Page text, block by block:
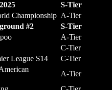
S-Tier
Championship A-Tier
#2 S-Tier
A-Tier
C-Tier
League S14
C-Tier
A-Tier